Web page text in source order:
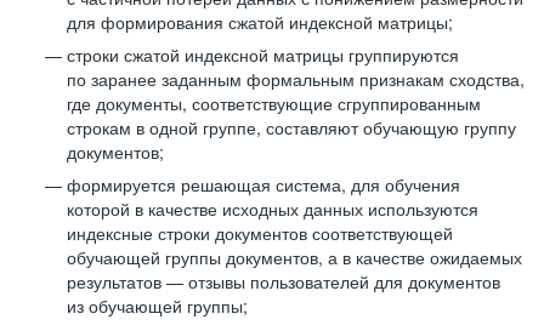
для формирования сжатой индексной матрицы;
строки сжатой индексной матрицы группируются
по заранее заданным формальным признакам сходства,
где документы, соответствующие сгруппированным
строкам в одной группе, составляют обучающую группу
документов;
формируется решающая система, для обучения
которой в качестве исходных данных используются
индексные строки документов соответствующей
обучающей группы документов, а в качестве ожидаемых
результатов — отзывы пользователей для документов
из обучающей группы;